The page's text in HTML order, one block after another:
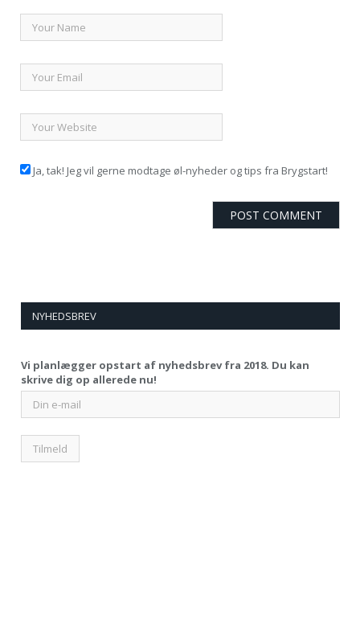
Ja, tak! Jeg vil gerne modtage øl-nyheder og tips fra Brygstart!
NYHEDSBREV
Vi planlægger opstart af nyhedsbrev fra 2018. Du kan
skrive dig op allerede nu!